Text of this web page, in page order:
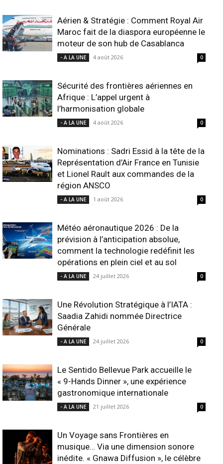
Aérien & Stratégie : Comment Royal Air
Maroc fait de la diaspora européenne le
moteur de son hub de Casablanca
- A LA UNE 4 août 2026 0
Sécurité des frontières aériennes en
Afrique : L’appel urgent à
l’harmonisation globale
- A LA UNE 4 août 2026 0
Nominations : Sadri Essid à la tête de la
Représentation d’Air France en Tunisie
et Lionel Rault aux commandes de la
région ANSCO
- A LA UNE 1 août 2026 0
Météo aéronautique 2026 : De la
prévision à l’anticipation absolue,
comment la technologie redéfinit les
opérations en plein ciel et au sol
- A LA UNE 24 juillet 2026 0
Une Révolution Stratégique à l’IATA :
Saadia Zahidi nommée Directrice
Générale
- A LA UNE 24 juillet 2026 0
Le Sentido Bellevue Park accueille le
« 9-Hands Dinner », une expérience
gastronomique internationale
- A LA UNE 21 juillet 2026 0
Un Voyage sans Frontières en
musique… Via une dimension sonore
inédite. « Gnawa Diffusion », le célèbre